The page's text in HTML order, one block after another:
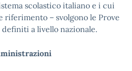
scolastico italiano e i cui
riferimento – svolgono le Prove
a livello nazionale.